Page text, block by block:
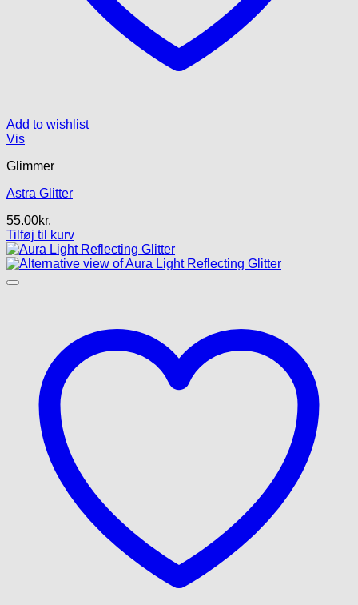
Add to wishlist
Vis
Glimmer
Astra Glitter
55.00kr.
Tilføj til kurv